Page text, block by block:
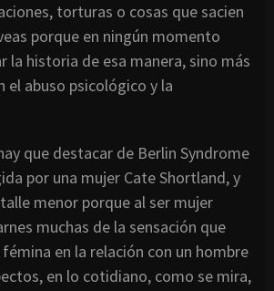
torturas o cosas que sacien
porque en ningún momento
la historia de esa manera, sino más
el abuso psicológico y la
que destacar de Berlin Syndrome
por una mujer Cate Shortland, y
menor porque al ser mujer
muchas de la sensación que
en la relación con un hombre
en lo cotidiano, como se mira,